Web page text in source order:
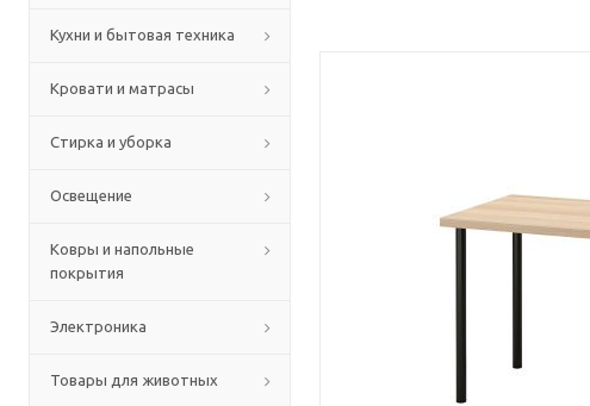
Кухни и бытовая техника
Кровати и матрасы
Стирка и уборка
Освещение
Ковры и напольные
покрытия
Электроника
Товары для животных